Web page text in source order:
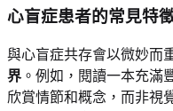
心盲症患者的常見特
與心盲症共存會以微妙而
界 。例如，閱讀一本充滿
欣賞情節和概念，而非視